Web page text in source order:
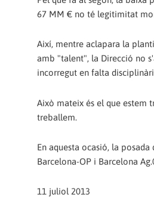
67 MM € no té legitimitat
Així, mentre aclapara la
amb "talent", la Direcció no
incorregut en falta
Això mateix és el que estem
treballem.
En aquesta ocasió, la
Barcelona-OP i Barcelona
11 juliol 2013